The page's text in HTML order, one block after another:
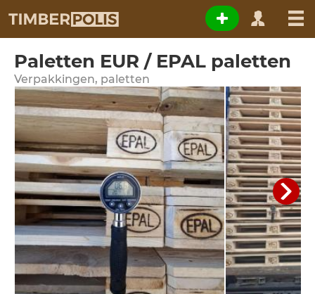
Paletten EUR / EPAL paletten
Verpakkingen, paletten